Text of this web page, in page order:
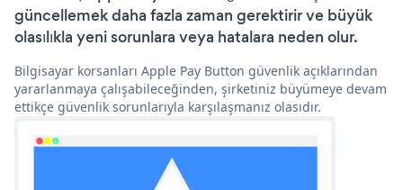
güncellemek daha fazla zaman gerektirir ve büyük
olasılıkla yeni sorunlara veya hatalara neden olur.
Bilgisayar korsanları Apple Pay Button güvenlik açıklarından
yararlanmaya çalışabileceğinden, şirketiniz büyümeye devam
ettikçe güvenlik sorunlarıyla karşılaşmanız olasıdır.